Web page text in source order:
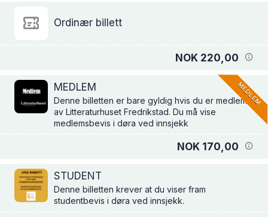
Ordinær billett
NOK 220,00
MEDLEM
Denne billetten er bare gyldig hvis du er medlem
av Litteraturhuset Fredrikstad. Du må vise
medlemsbevis i døra ved innsjekk
NOK 170,00
MEDLEM
STUDENT
Denne billetten krever at du viser fram
studentbevis i døra ved innsjekk.